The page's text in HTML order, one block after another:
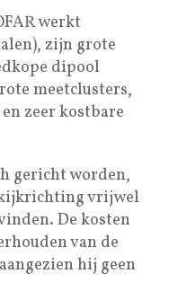
werkt
zijn grote
dipool
meetclusters,
zeer kostbare
gericht worden,
vrijwel
De kosten
van de
hij geen